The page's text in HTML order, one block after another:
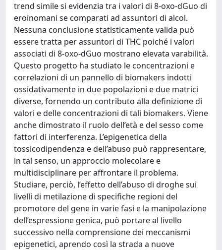
trend simile si evidenzia tra i valori di 8-oxo-dGuo di
eroinomani se comparati ad assuntori di alcol.
Nessuna conclusione statisticamente valida può
essere tratta per assuntori di THC poiché i valori
associati di 8-oxo-dGuo mostrano elevata varabilità.
Questo progetto ha studiato le concentrazioni e
correlazioni di un pannello di biomakers indotti
ossidativamente in due popolazioni e due matrici
diverse, fornendo un contributo alla definizione di
valori e delle concentrazioni di tali biomakers. Viene
anche dimostrato il ruolo dell’età e del sesso come
fattori di interferenza. L’epigenetica della
tossicodipendenza e dell’abuso può rappresentare,
in tal senso, un approccio molecolare e
multidisciplinare per affrontare il problema.
Studiare, perciò, l’effetto dell’abuso di droghe sui
livelli di metilazione di specifiche regioni del
promotore del gene in varie fasi e la manipolazione
dell’espressione genica, può portare al livello
successivo nella comprensione dei meccanismi
epigenetici, aprendo così la strada a nuove